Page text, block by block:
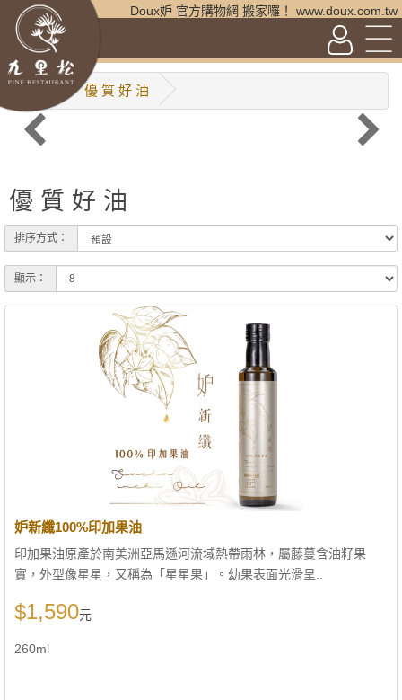
Doux妒 官方購物網 搬家囉！ www.doux.com.tw
優 質 好 油
優 質 好 油
排序方式：
顯示：
妒新纖100%印加果油
印加果油原產於南美洲亞馬遜河流域熱帶雨林，屬藤蔓含油籽果
實，外型像星星，又稱為「星星果」。幼果表面光滑呈..
$1,590元
260ml